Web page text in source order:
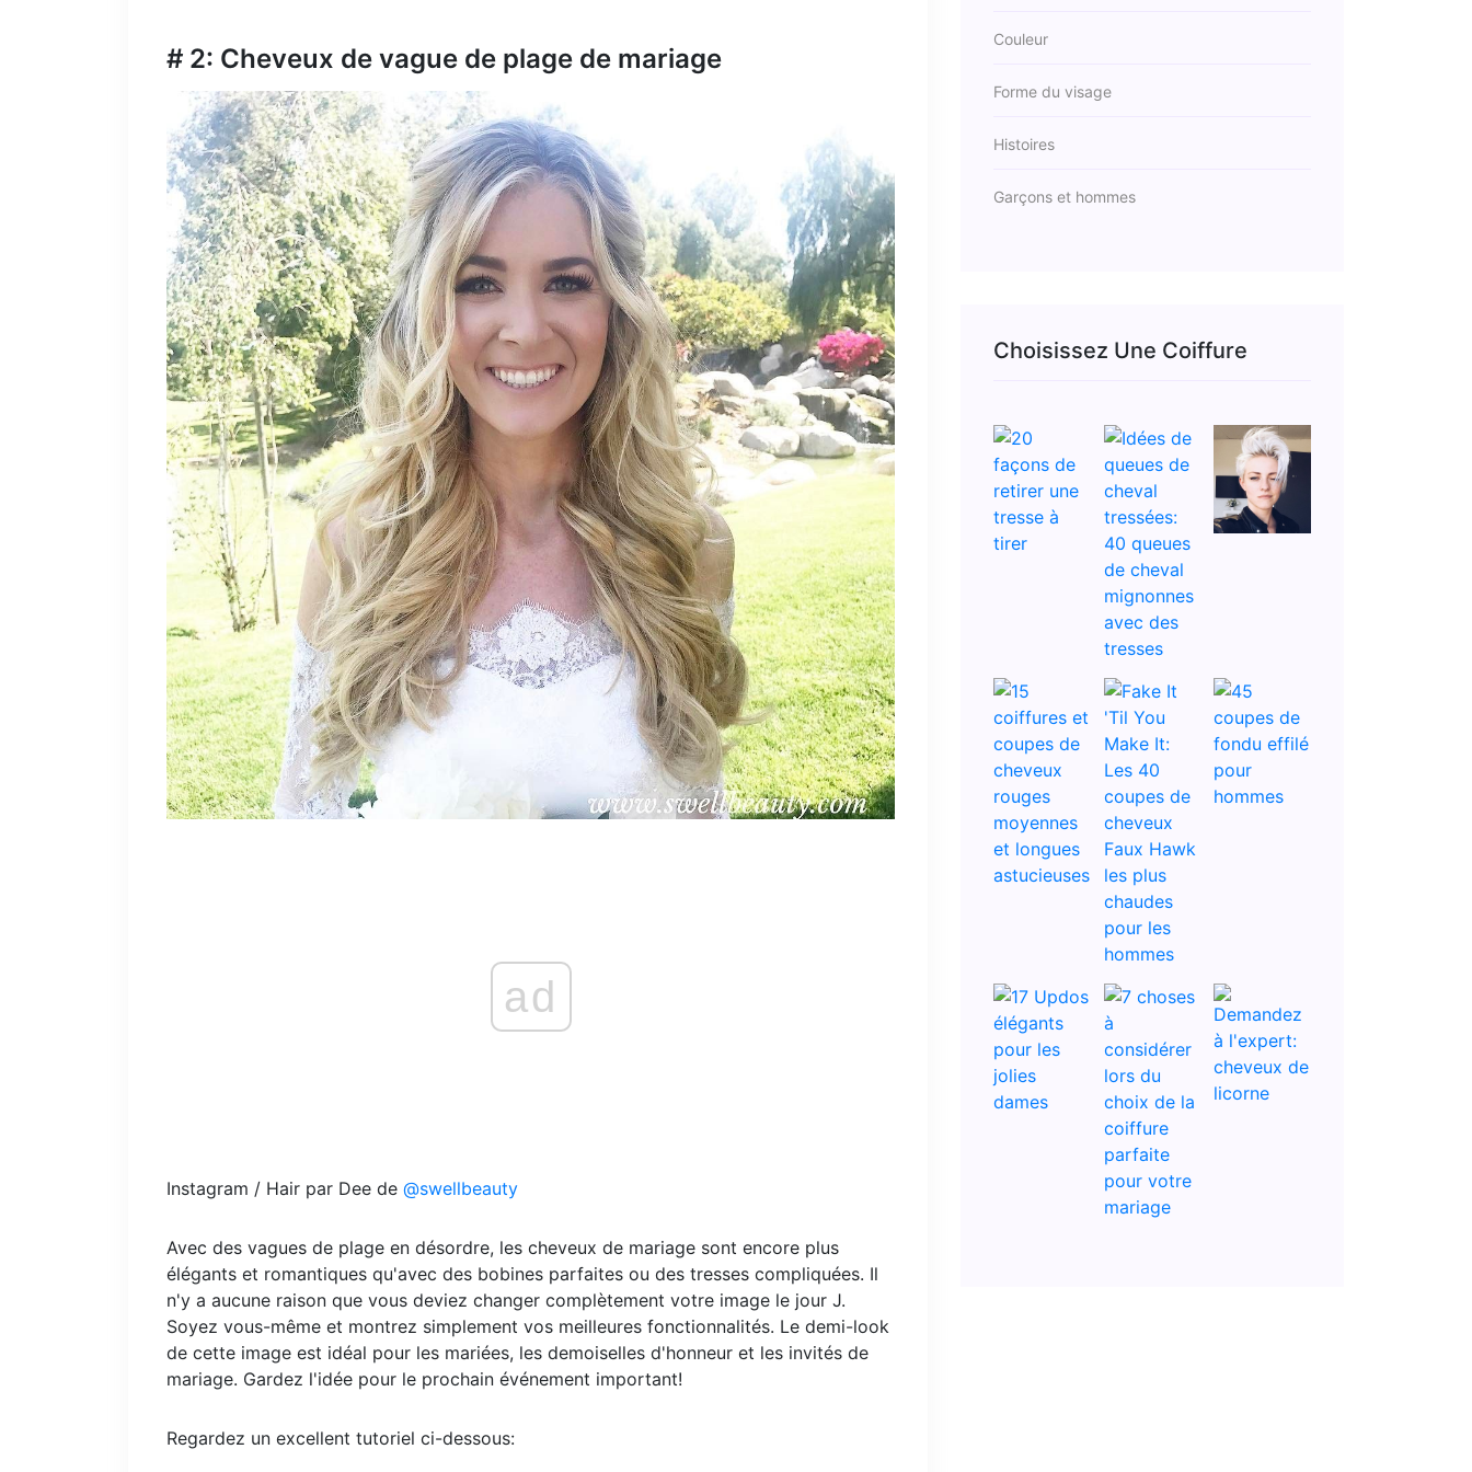
# 2: Cheveux de vague de plage de mariage
ad
Instagram / Hair par Dee de @swellbeauty
Avec des vagues de plage en désordre, les cheveux de mariage sont encore plus
élégants et romantiques qu'avec des bobines parfaites ou des tresses compliquées. Il
n'y a aucune raison que vous deviez changer complètement votre image le jour J.
Soyez vous-même et montrez simplement vos meilleures fonctionnalités. Le demi-look
de cette image est idéal pour les mariées, les demoiselles d'honneur et les invités de
mariage. Gardez l'idée pour le prochain événement important!
Regardez un excellent tutoriel ci-dessous:
Couleur
Forme du visage
Histoires
Garçons et hommes
Choisissez Une Coiffure